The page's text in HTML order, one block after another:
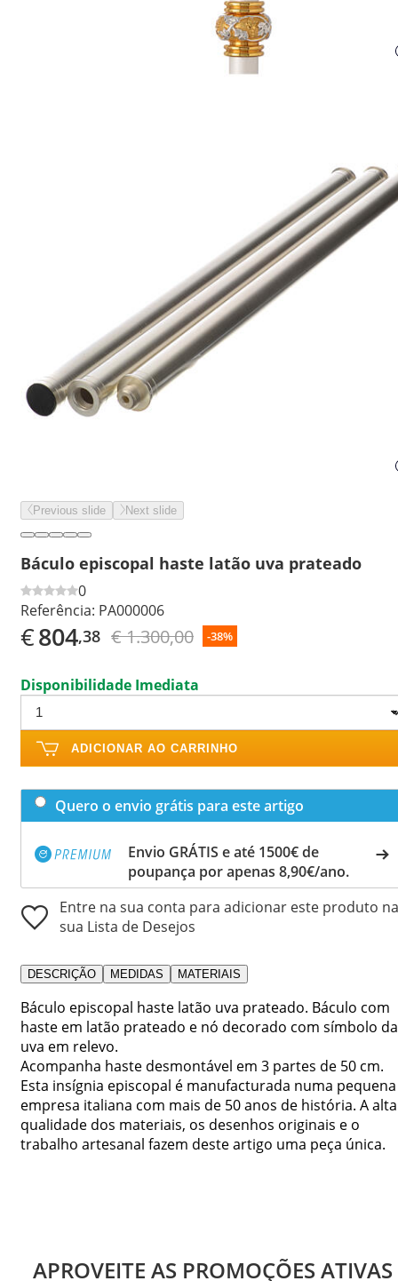
Previous slide Next slide
Báculo episcopal haste latão uva prateado
0
Referência: PA000006
€804,38 € 1.300,00 -38%
Disponibilidade Imediata
ADICIONAR AO CARRINHO
Quero o envio grátis para este artigo
Envio GRÁTIS e até 1500€ de
poupança por apenas 8,90€/ano.
Entre na sua conta para adicionar este produto na
sua Lista de Desejos
DESCRIÇÃO MEDIDAS MATERIAIS
Báculo episcopal haste latão uva prateado. Báculo com
haste em latão prateado e nó decorado com símbolo da
uva em relevo.
Acompanha haste desmontável em 3 partes de 50 cm.
Esta insígnia episcopal é manufacturada numa pequena
empresa italiana com mais de 50 anos de história. A alta
qualidade dos materiais, os desenhos originais e o
trabalho artesanal fazem deste artigo uma peça única.
APROVEITE AS PROMOÇÕES ATIVAS